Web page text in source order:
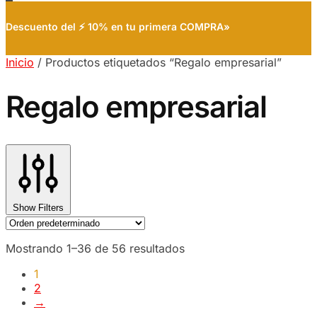
Descuento del ⚡ 10% en tu primera COMPRA»
Inicio / Productos etiquetados “Regalo empresarial”
Regalo empresarial
Show Filters
Mostrando 1–36 de 56 resultados
1
2
→